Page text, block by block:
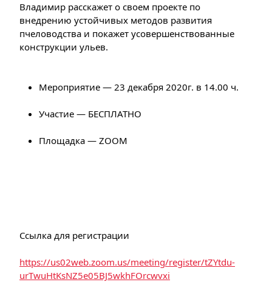
Владимир расскажет о своем проекте по
внедрению устойчивых методов развития
пчеловодства и покажет усовершенствованные
конструкции ульев.
Мероприятие — 23 декабря 2020г. в 14.00 ч.
Участие — БЕСПЛАТНО
Площадка — ZOOM
Ссылка для регистрации
https://us02web.zoom.us/meeting/register/tZYtdu-
urTwuHtKsNZ5e05BJ5wkhFOrcwvxi